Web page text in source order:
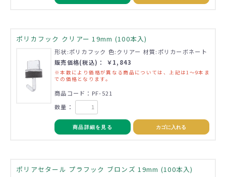
ポリカフック クリアー 19mm (100本入)
形状:ポリカフック 色:クリアー 材質:ポリカーボネート
販売価格(税込)： ￥1,843
※本数により価格が異なる商品については、上記は1～9本ま
での価格となります。
商品コード：PF-521
数量：
商品詳細を見る カゴに入れる
ポリアセタール プラフック ブロンズ 19mm (100本入)